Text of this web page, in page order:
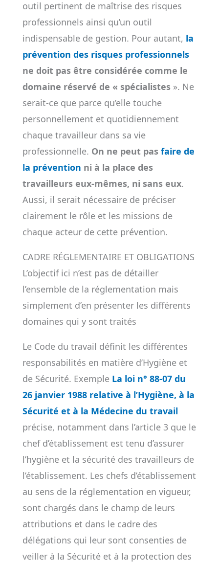
outil pertinent de maîtrise des risques
professionnels ainsi qu’un outil
indispensable de gestion. Pour autant, la
prévention des risques professionnels
ne doit pas être considérée comme le
domaine réservé de « spécialistes ». Ne
serait-ce que parce qu’elle touche
personnellement et quotidiennement
chaque travailleur dans sa vie
professionnelle. On ne peut pas faire de
la prévention ni à la place des
travailleurs eux-mêmes, ni sans eux.
Aussi, il serait nécessaire de préciser
clairement le rôle et les missions de
chaque acteur de cette prévention.
CADRE RÉGLEMENTAIRE ET OBLIGATIONS
L’objectif ici n’est pas de détailler
l’ensemble de la réglementation mais
simplement d’en présenter les différents
domaines qui y sont traités
Le Code du travail définit les différentes
responsabilités en matière d’Hygiène et
de Sécurité. Exemple La loi n° 88-07 du
26 janvier 1988 relative à l’Hygiène, à la
Sécurité et à la Médecine du travail
précise, notamment dans l’article 3 que le
chef d’établissement est tenu d’assurer
l’hygiène et la sécurité des travailleurs de
l’établissement. Les chefs d’établissement
au sens de la réglementation en vigueur,
sont chargés dans le champ de leurs
attributions et dans le cadre des
délégations qui leur sont consenties de
veiller à la Sécurité et à la protection des